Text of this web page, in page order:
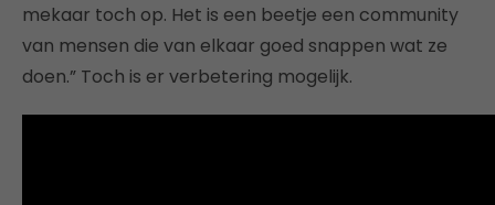
mekaar toch op. Het is een beetje een community
van mensen die van elkaar goed snappen wat ze
doen.” Toch is er verbetering mogelijk.